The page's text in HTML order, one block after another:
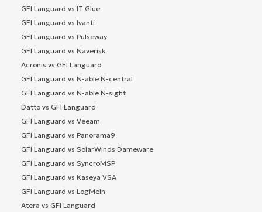
GFI Languard vs IT Glue
GFI Languard vs Ivanti
GFI Languard vs Pulseway
GFI Languard vs Naverisk
Acronis vs GFI Languard
GFI Languard vs N-able N-central
GFI Languard vs N-able N-sight
Datto vs GFI Languard
GFI Languard vs Veeam
GFI Languard vs Panorama9
GFI Languard vs SolarWinds Dameware
GFI Languard vs SyncroMSP
GFI Languard vs Kaseya VSA
GFI Languard vs LogMeIn
Atera vs GFI Languard